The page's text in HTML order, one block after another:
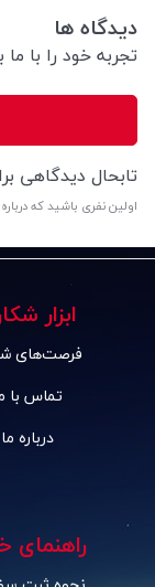
دیدگاه ها
تجربه خود را با
تابحال دیدگاهی
اولین نفری باشید که
ابزار
فرصت‌های
تماس با
درباره ما
راهنمای